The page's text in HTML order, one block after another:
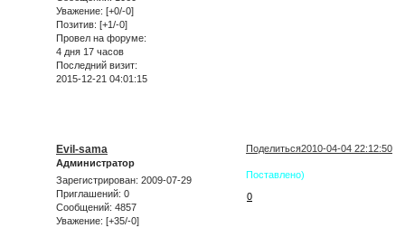
Уважение: [+0/-0]
Позитив: [+1/-0]
Провел на форуме:
4 дня 17 часов
Последний визит:
2015-12-21 04:01:15
Поделиться2010-04-04 22:12:50
Evil-sama
Администратор
Зарегистрирован: 2009-07-29
Приглашений: 0
Сообщений: 4857
Уважение: [+35/-0]
Поставлено)
0